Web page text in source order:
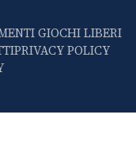
GIOCHI LIBERI
PRIVACY POLICY